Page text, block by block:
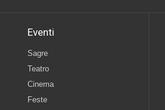
Eventi
Sagre
Teatro
Cinema
Feste